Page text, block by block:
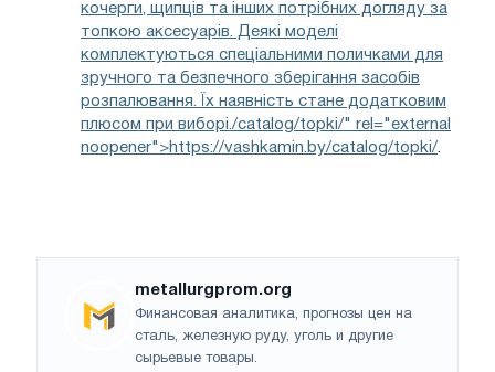
кочерги, щипців та інших потрібних догляду за
топкою аксесуарів. Деякі моделі
комплектуються спеціальними поличками для
зручного та безпечного зберігання засобів
розпалювання. Їх наявність стане додатковим
плюсом при виборі./catalog/topki/" rel="external
noopener">https://vashkamin.by/catalog/topki/.
metallurgprom.org
Финансовая аналитика, прогнозы цен на
сталь, железную руду, уголь и другие
сырьевые товары.